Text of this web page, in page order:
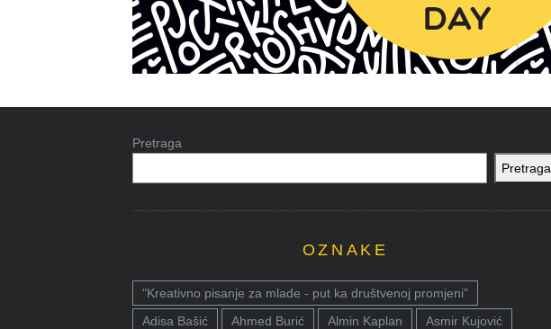
Pretraga
Pretraga
OZNAKE
"Kreativno pisanje za mlade - put ka društvenoj promjeni"
Adisa Bašić
Ahmed Burić Almin Kaplan
Asmir Kujović